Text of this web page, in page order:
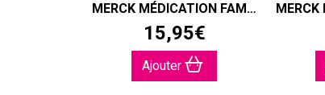
MERCK MÉDICATION FAMILIALE
15,95€
Ajouter